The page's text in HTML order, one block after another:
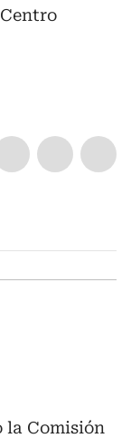
la Comisión